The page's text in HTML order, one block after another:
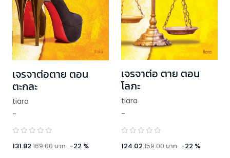
เจรจาต่อตาย ตอน
ตะกละ
tiara
-
131.82 169.00บาท -22 %
เจรจาต่อ ตาย ตอน
โลภะ
tiara
-
124.02 159.00บาท -22 %